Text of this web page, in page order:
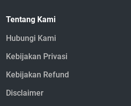
Tentang Kami
Hubungi Kami
Kebijakan Privasi
Kebijakan Refund
Disclaimer